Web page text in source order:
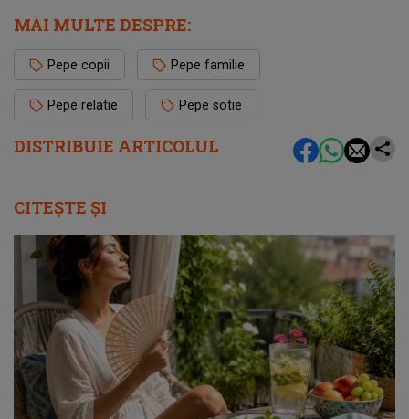
DISTRIBUIE ARTICOLUL
MAI MULTE DESPRE:
Pepe copii Pepe familie
Pepe relatie Pepe sotie
CITEȘTE ȘI